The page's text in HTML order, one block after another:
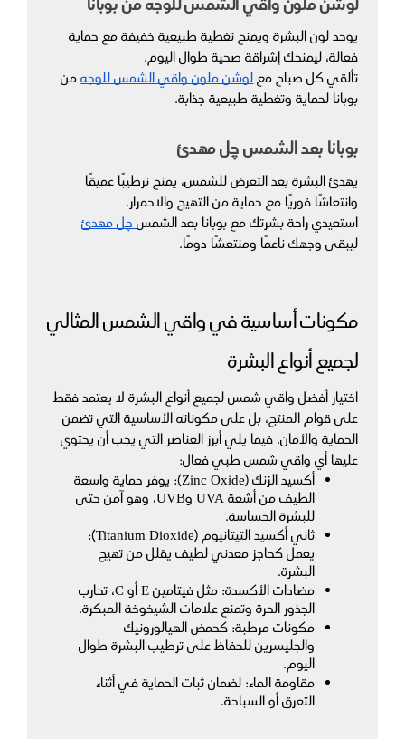
يوحد لون البشرة ويمنح تغطية طبيعية خفيفة مع حماية
فعالة، ليمنحك إشراقة صحية طوال اليوم.
تألقي كل صباح مع لوشن ملون واقي الشمس للوجه
من
بوبانا لحماية وتغطية طبيعية جذابة.
بوبانا بعد الشمس چِل مهدئ
وانتعاشًا فوريًا مع حماية من التهيج والاحمرار.
استعيدي راحة بشرتك مع بوبانا بعد الشمس چِل مهدئ
ليبقى وجهك ناعمًا ومنتعشًا دومًا.
لجميع أنواع البشرة
اختيار أفضل واقي شمس لجميع أنواع البشرة لا يعتمد فقط
على قوام المنتج، بل على مكوناته الأساسية التي تضمن
الحماية والأمان. فيما يلي أبرز العناصر التي يجب أن يحتوي
عليها أي واقي شمس طبي فعال:
أكسيد الزنك (Zinc Oxide): يوفر حماية واسعة
الطيف من أشعة UVA وUVB، وهو آمن حتى
للبشرة الحساسة.
يعمل كحاجز معدني لطيف يقلل من تهيج
البشرة.
مضادات الأكسدة: مثل فيتامين E أو C، تحارب
الجذور الحرة وتمنع علامات الشيخوخة المبكرة.
مكونات مرطبة: كحمض الهيالورونيك
والجليسرين للحفاظ على ترطيب البشرة طوال
اليوم.
مقاومة الماء: لضمان ثبات الحماية في أثناء
التعرق أو السباحة.